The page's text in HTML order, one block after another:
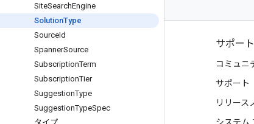
SiteSearchEngine
SolutionType
SourceId
SpannerSource
SubscriptionTerm
SubscriptionTier
SuggestionType
SuggestionTypeSpec
プロダクトと料金
すべてのプロダクトを見る
Google Cloud の料金
サポート
コミュニ
サポート
リリース